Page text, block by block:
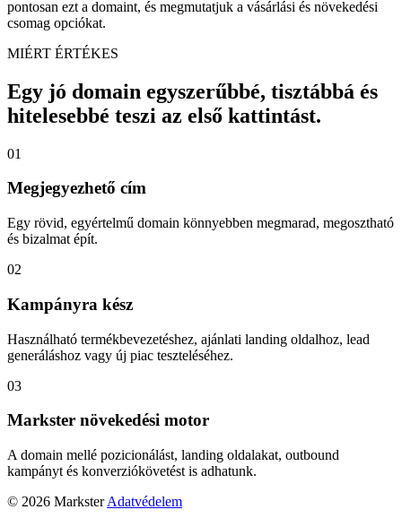
pontosan ezt a domaint, és megmutatjuk a vásárlási és növekedési
csomag opciókat.
MIÉRT ÉRTÉKES
Egy jó domain egyszerűbbé, tisztábbá és
hitelesebbé teszi az első kattintást.
01
Megjegyezhető cím
Egy rövid, egyértelmű domain könnyebben megmarad, megosztható
és bizalmat épít.
02
Kampányra kész
Használható termékbevezetéshez, ajánlati landing oldalhoz, lead
generáláshoz vagy új piac teszteléséhez.
03
Markster növekedési motor
A domain mellé pozicionálást, landing oldalakat, outbound
kampányt és konverziókövetést is adhatunk.
© 2026 Markster Adatvédelem